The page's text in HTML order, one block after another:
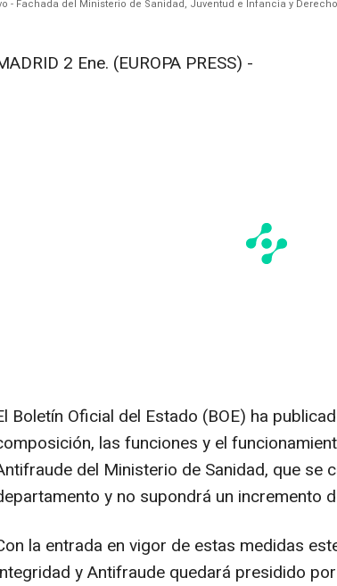
- Fachada del Ministerio de Sanidad, Juventud e Infancia y
2 Ene. (EUROPA PRESS) -
Boletín Oficial del Estado (BOE) ha
las funciones y el
del Ministerio de Sanidad, que se
y no supondrá un incremento
la entrada en vigor de estas medidas
y Antifraude quedará presidido